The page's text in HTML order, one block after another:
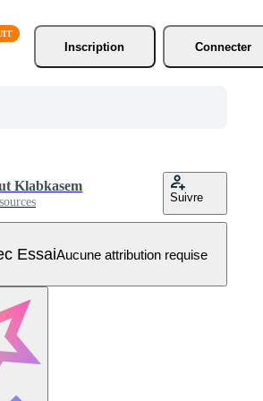
Inscription
Connecter
Klabkasem
Suivre
EssaiAucune attribution requise